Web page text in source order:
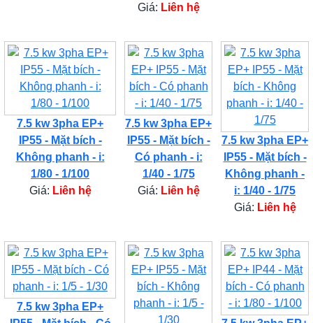
Giá: Liên hệ
7.5 kw 3pha EP+
IP55 - Mặt bích -
Không phanh - i:
1/80 - 1/100
Giá: Liên hệ
7.5 kw 3pha EP+
IP55 - Mặt bích -
Có phanh - i:
1/40 - 1/75
Giá: Liên hệ
7.5 kw 3pha EP+
IP55 - Mặt bích -
Không phanh -
i: 1/40 - 1/75
Giá: Liên hệ
7.5 kw 3pha EP+